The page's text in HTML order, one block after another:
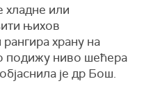
хладне или
њихов
рангира храну на
подижу ниво шећера
је др Бош.